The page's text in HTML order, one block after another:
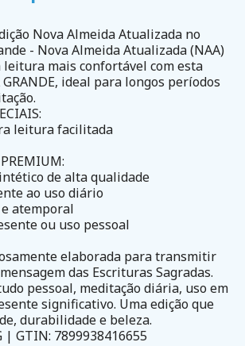
Nova Almeida Atualizada no
- Nova Almeida Atualizada (NAA)
mais confortável com esta
ideal para longos períodos
leitura facilitada
de alta qualidade
ao uso diário
atemporal
ou uso pessoal
elaborada para transmitir
das Escrituras Sagradas.
pessoal, meditação diária, uso em
significativo. Uma edição que
durabilidade e beleza.
| GTIN: 7899938416655